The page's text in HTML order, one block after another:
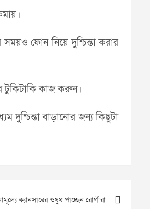
ফোন নিয়ে দুশ্চিন্তা করার
টুকিটাকি কাজ করুন।
দুশ্চিন্তা বাড়ানোর জন্য কিছুটা
ক্যানসারের ওষুধ পাচ্ছেন রোগীরা